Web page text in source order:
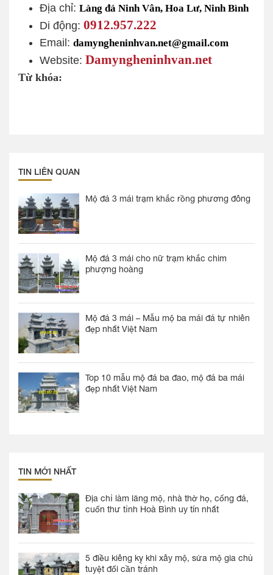
Địa chỉ: Làng đá Ninh Vân, Hoa Lư, Ninh Bình
Di động: 0912.957.222
Email: damyngheninhvan.net@gmail.com
Website: Damyngheninhvan.net
Từ khóa:
TIN LIÊN QUAN
Mộ đá 3 mái trạm khắc rồng phương đông
Mộ đá 3 mái cho nữ trạm khắc chim
phượng hoàng
Mộ đá 3 mái – Mẫu mộ ba mái đá tự nhiên
đẹp nhất Việt Nam
Top 10 mẫu mộ đá ba đao, mộ đá ba mái
đẹp nhất Việt Nam
TIN MỚI NHẤT
Địa chỉ làm lăng mộ, nhà thờ họ, cổng đá,
cuốn thư tỉnh Hoà Bình uy tín nhất
5 điều kiêng kỵ khi xây mộ, sửa mộ gia chủ
tuyệt đối cần tránh